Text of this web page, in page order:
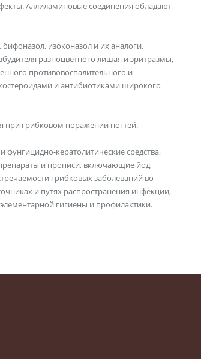
Аллиламиновые соединения обладают
изоконазол и их аналоги.
разноцветного лишая и эритразмы,
противовоспалительного и
и антибиотиками широкого
грибковом поражении ногтей.
кератолитические средства,
и прописи, включающие йод,
грибковых заболеваний во
и путях распространения инфекции,
гигиены и профилактики.